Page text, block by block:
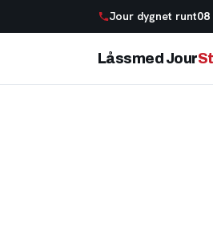
Jour dygnet runt08
Låssmed Jour